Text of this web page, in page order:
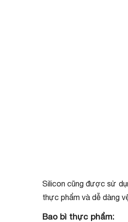
Silicon cũng được sử
thực phẩm và dễ dàng
Bao bì thực phẩm: